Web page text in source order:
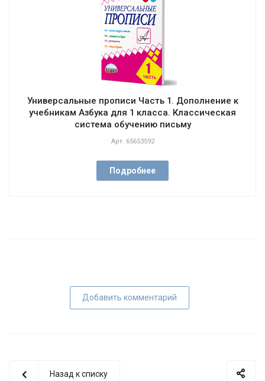
Универсальные прописи Часть 1. Дополнение к
учебникам Азбука для 1 класса. Классическая
система обучению письму
Арт. 65653592
Подробнее
Добавить комментарий
Назад к списку